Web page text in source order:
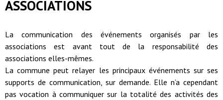
ASSOCIATIONS
La communication des événements organisés par les
associations est avant tout de la responsabilité des
associations elles-mêmes.
La commune peut relayer les principaux événements sur ses
supports de communication, sur demande. Elle n’a cependant
pas vocation à communiquer sur la totalité des activités des